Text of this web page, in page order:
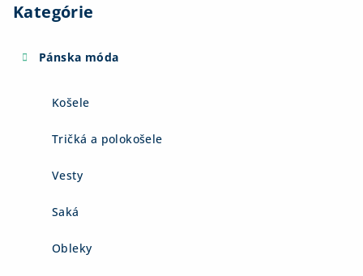
Kategórie
Pánska móda
Košele
Tričká a polokošele
Vesty
Saká
Obleky